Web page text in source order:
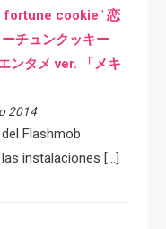
fortune cookie" 恋
チュンクッキー
ンタメ ver. 「メキ
2014
Flashmob
instalaciones […]